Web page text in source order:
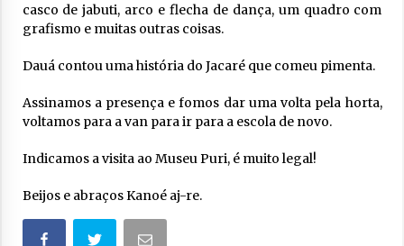
casco de jabuti, arco e flecha de dança, um quadro com
grafismo e muitas outras coisas.
Dauá contou uma história do Jacaré que comeu pimenta.
Assinamos a presença e fomos dar uma volta pela horta,
voltamos para a van para ir para a escola de novo.
Indicamos a visita ao Museu Puri, é muito legal!
Beijos e abraços Kanoé aj-re.